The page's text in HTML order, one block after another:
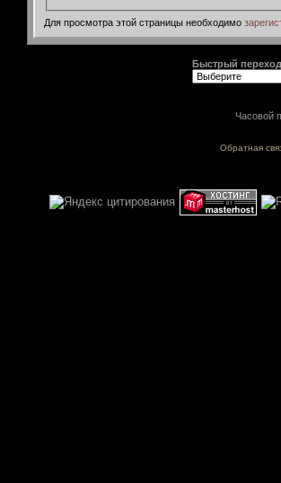
Для просмотра этой страницы необходимо
Быстрый переход
Часовой
Обратная